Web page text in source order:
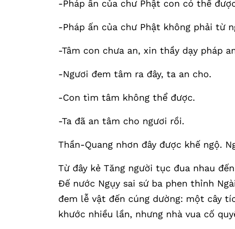
-Pháp ấn của chư Phật con có thể
-Pháp ấn của chư Phật không phải từ
-Tâm con chưa an, xin thầy dạy pháp
-Ngươi đem tâm ra đây, ta an cho.
-Con tìm tâm không thể được.
-Ta đã an tâm cho ngươi rồi.
Thần-Quang nhơn đây được khế ngộ.
Từ đây kẻ Tăng người tục đua nhau
Đế nước Ngụy sai sứ ba phen thỉnh
đem lễ vật đến cúng dường: một cây
khước nhiều lần, nhưng nhà vua cố